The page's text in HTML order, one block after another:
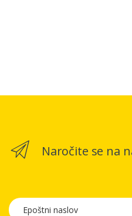
Naročite se na
Epoštni naslov